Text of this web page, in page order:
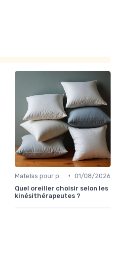
• 01/08/2026
Quel oreiller choisir selon les
kinésithérapeutes ?